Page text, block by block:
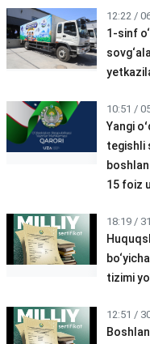
12:22 /
1-sinf
10:51 /
Yangi
tegishli
15 foiz
18:19 /
tizimi
12:51 /